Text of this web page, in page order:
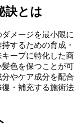
訣とは
メージを最小限に
するための育成・
ープに特化した商
色を保つことが可
やケア成分を配合
・補充する施術法